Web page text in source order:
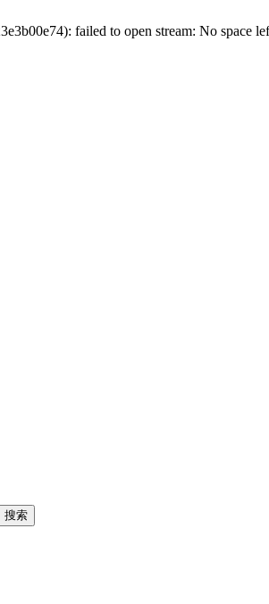
failed to open stream: No space